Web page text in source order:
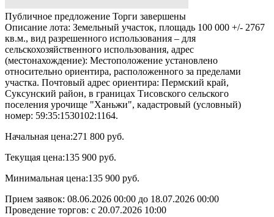
Публичное предложение Торги завершены
Описание лота: Земельный участок, площадь 100 000 +/- 2767
кв.м., вид разрешенного использования – для
сельскохозяйственного использования, адрес
(местонахождение): Местоположение установлено
относительно ориентира, расположенного за пределами
участка. Почтовый адрес ориентира: Пермский край,
Суксунский район, в границах Тисовского сельского
поселения урочище "Ханьжи", кадастровый (условный)
номер: 59:35:1530102:1164.
Начальная цена:271 800 руб.
Текущая цена:135 900 руб.
Минимальная цена:135 900 руб.
Прием заявок: 08.06.2026 00:00 до 18.07.2026 00:00
Проведение торгов: с 20.07.2026 10:00